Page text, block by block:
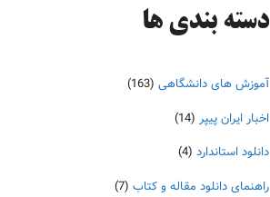
دسته‌ بندی ها
آموزش های دانشگاهی (163)
اخبار ایران پیپر (14)
دانلود استاندارد (4)
راهنمای دانلود مقاله و کتاب (7)